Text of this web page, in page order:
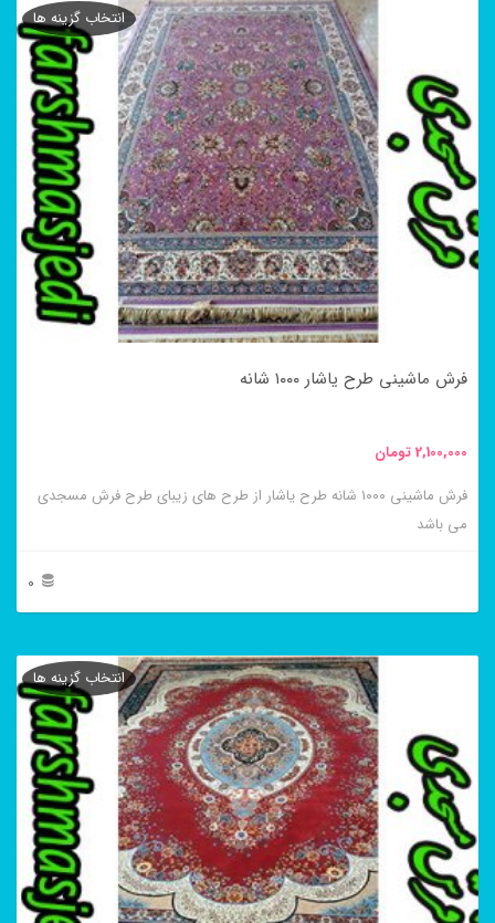
مختلفی
باشد.
گزینه
ها
صفحه
انتخاب
شوند
فرش ماشینی طرح یاشار ۱۰۰۰ شانه
2,100,000تومان
فرش ماشینی ۱۰۰۰ شانه طرح یاشار از طرح های زیبای طرح فرش مسجدی
می باشد
0
انتخاب گزینه ها
محصول
مختلفی
باشد.
گزینه
ها
انتخاب گزینه ها